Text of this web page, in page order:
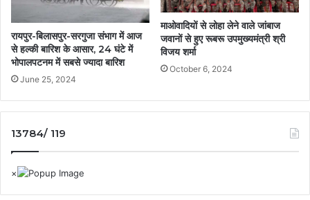
रायपुर-बिलासपुर-सरगुजा संभाग में आज
से हल्की बारिश के आसार, 24 घंटे में
भोपालपटनम में सबसे ज्यादा बारिश
June 25, 2024
माओवादियों से लोहा लेने वाले जांबाज
जवानों से हुए रूबरू उपमुख्यमंत्री श्री
विजय शर्मा
October 6, 2024
13784/ 119